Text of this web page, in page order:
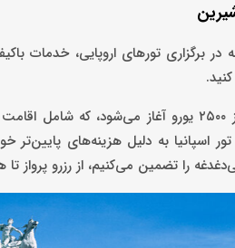
برگزاری تورهای اروپایی، خدمات
تور اسپانیا به دلیل هزینه‌های
را تضمین می‌کنیم، از رزرو پرواز